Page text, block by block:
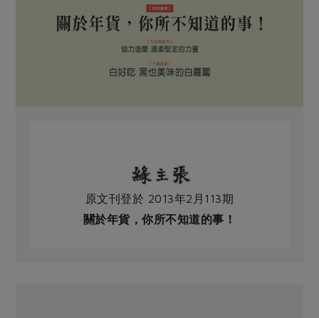
原文刊登於 2013年2月113期
關於年貨，你所不知道的事！